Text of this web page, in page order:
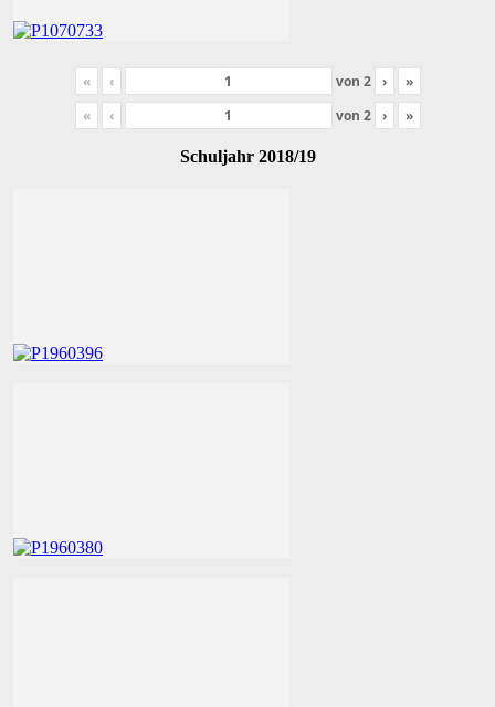
« ‹ von 2 ›
»
«
‹ von 2 › »
Schuljahr 2018/19